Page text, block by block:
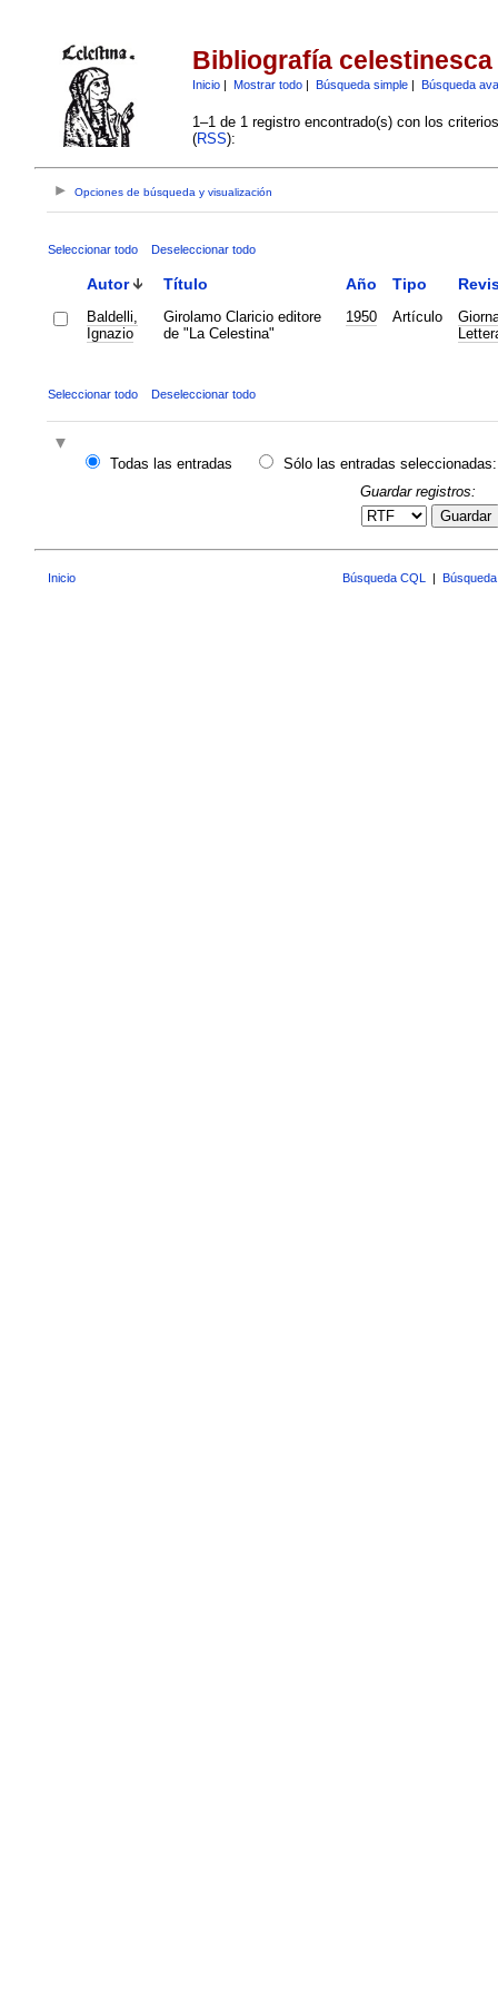
Bibliografía celestinesca
Inicio| Mostrar todo| Búsqueda simple| Búsqueda
1–1 de 1 registro encontrado(s) con los
(RSS):
Opciones de búsqueda y visualización
Seleccionar todo Deseleccionar todo
Autor Título Año Tipo
Baldelli,
Ignazio
Girolamo Claricio editore
de "La Celestina"
1950 Artículo
Seleccionar todo Deseleccionar todo
Todas las entradas
Sólo las entradas seleccionadas:
Guardar registros:
Guardar
Inicio Búsqueda CQL